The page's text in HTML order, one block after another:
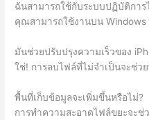
ฉันสามารถใช้กับระบบปฏิบัติการ
คุณสามารถใช้งานบน Windows
มันช่วยปรับปรุงความเร็วของ
ใช่! การลบไฟล์ที่ไม่จำเป็นจะช่ว
พื้นที่เก็บข้อมูลจะเพิ่มขึ้นหรือไม่?
การทำความสะอาดไฟล์ขยะจะ